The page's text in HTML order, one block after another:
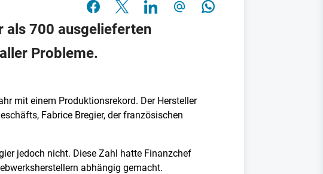
als 700 ausgelieferten
Probleme.
mit einem Produktionsrekord. Der Hersteller
Fabrice Bregier, der französischen
jedoch nicht. Diese Zahl hatte Finanzchef
abhängig gemacht.